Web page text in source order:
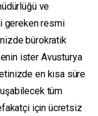
ve
gereken resmi
bürokratik
ister Avusturya
en kısa süre
tüm
için ücretsiz